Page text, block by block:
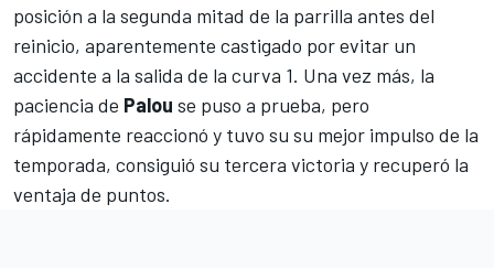
posición a la segunda mitad de la parrilla antes del
reinicio, aparentemente castigado por evitar un
accidente a la salida de la curva 1. Una vez más, la
paciencia de Palou se puso a prueba, pero
rápidamente reaccionó y tuvo su su mejor impulso de la
temporada, consiguió su tercera victoria y recuperó la
ventaja de puntos.